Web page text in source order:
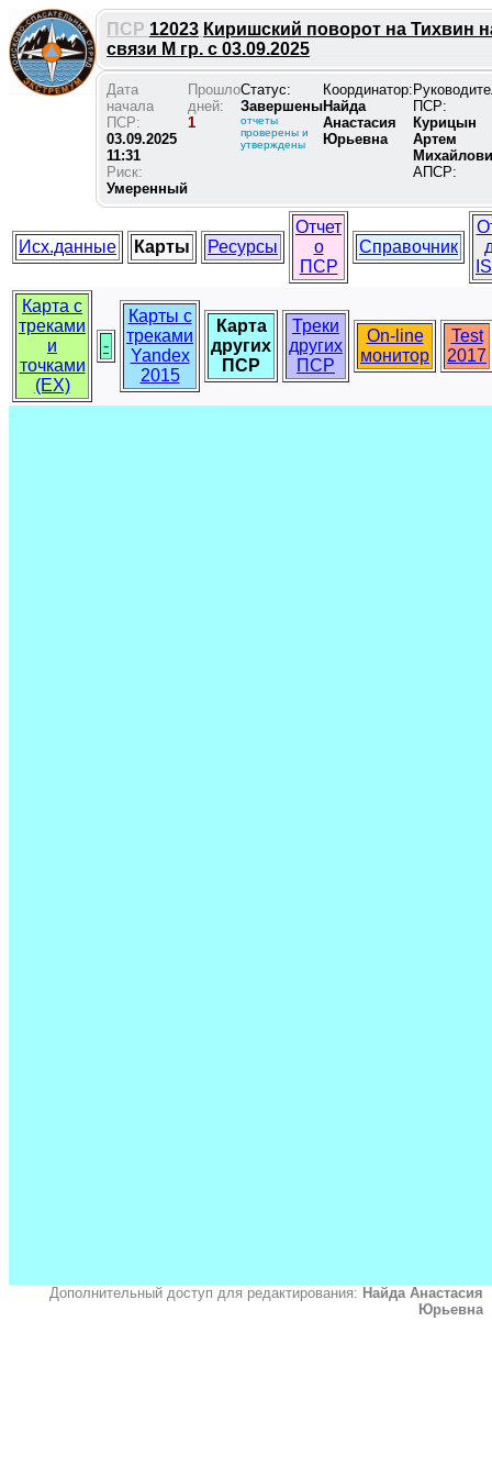
ПСР 12023 Киришский поворот на Тихвин
связи М гр. с 03.09.2025
Дата
начала
ПСР:
03.09.2025
11:31
Риск:
Умеренный
Прошло
дней:
1
Статус:
Завершены
отчеты
проверены и
утверждены
Координатор:
Найда
Анастасия
Юрьевна
ПСР:
Курицын
Артем
АПСР:
Исх.данные Карты Ресурсы
Отчет
о
ПСР
Справочник
Карта с
треками
и
точками
(EX)
-
Карты с
треками
Yandex
2015
Карта
других
ПСР
Треки
других
ПСР
On-line
монитор
Test
2017
Дополнительный доступ для редактирования: Найда Анастасия
Юрьевна